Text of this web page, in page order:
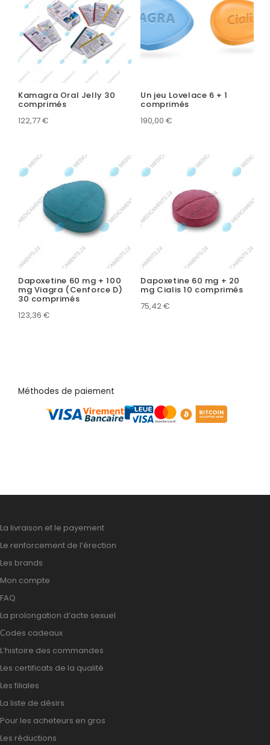
Kamagra Oral Jelly 30
comprimés
122,77€
Un jeu Lovelace 6 + 1
comprimés
190,00€
Dapoxetine 60 mg + 100
mg Viagra (Cenforce D)
30 comprimés
123,36 €
Dapoxetine 60 mg + 20
mg Cialis 10 comprimés
75,42€
Méthodes de paiement
La livraison et le payement
Le renforcement de l’érection
Les brands
Mon compte
FAQ
La prolongation d’acte sexuel
Сodes cadeaux
L’histoire des commandes
Les certificats de la qualité
Les filiales
La liste de désirs
Pour les acheteurs en gros
Les réductions